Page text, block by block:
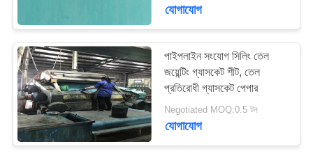
আমাদের
সাথে
যোগাযোগ
করুন
যোগাযোগ
পাইপলাইন সংযোগ সিলিং তেল
জয়েন্টিং গ্যাসকেট শীট, তেল
প্রতিরোধী গ্যাসকেট পেপার
Negotiated MOQ:0.5 টন
যোগাযোগ